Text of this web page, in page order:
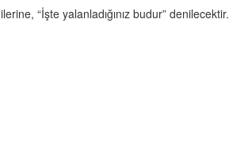
“İşte yalanladığınız budur” denilecektir.